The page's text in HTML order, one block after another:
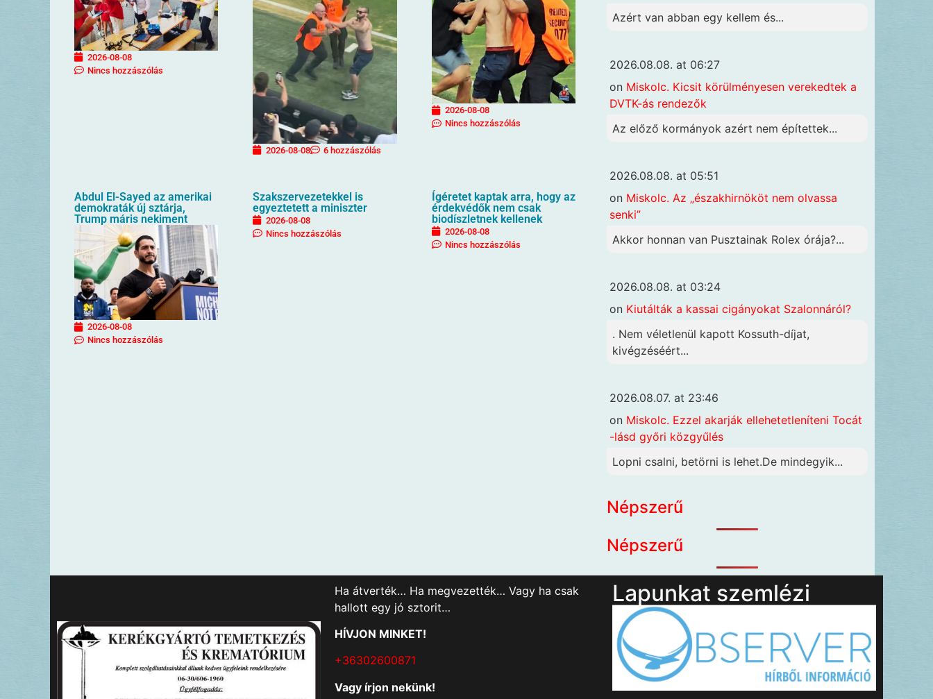
2026-08-08
Nincs hozzászólás
2026-08-08 6 hozzászólás
2026-08-08
Nincs hozzászólás
Abdul El-Sayed az amerikai
demokraták új sztárja,
Trump máris nekiment
2026-08-08
Nincs hozzászólás
Szakszervezetekkel is
egyeztetett a miniszter
2026-08-08
Nincs hozzászólás
Ígéretet kaptak arra, hogy az
érdekvédők nem csak
biodíszletnek kellenek
2026-08-08
Nincs hozzászólás
Azért van abban egy kellem és...
2026.08.08. at 06:27
on Miskolc. Kicsit körülményesen verekedtek a
DVTK-ás rendezők
Az előző kormányok azért nem építettek...
2026.08.08. at 05:51
on Miskolc. Az „északhirnököt nem olvassa
senki”
Akkor honnan van Pusztainak Rolex órája?...
2026.08.08. at 03:24
on Kiutálták a kassai cigányokat Szalonnáról?
. Nem véletlenül kapott Kossuth-díjat,
kivégzéséért...
2026.08.07. at 23:46
on Miskolc. Ezzel akarják ellehetetleníteni Tocát
-lásd győri közgyűlés
Lopni csalni, betörni is lehet.De mindegyik...
Népszerű
Népszerű
Ha átverték… Ha megvezették… Vagy ha csak
hallott egy jó sztorit…
HÍVJON MINKET!
+36302600871
Vagy írjon nekünk!
Lapunkat szemlézi